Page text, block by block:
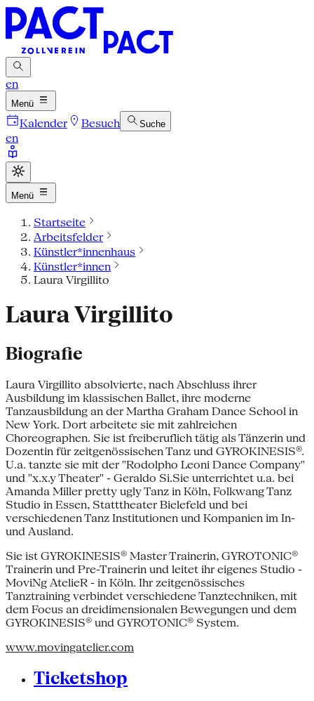
en
Menü
Kalender Besuch Suche
en
Menü
Startseite
Arbeitsfelder
Künstler*innenhaus
Künstler*innen
Laura Virgillito
Laura Virgillito
Biografie
Laura Virgillito absolvierte, nach Abschluss ihrer
Ausbildung im klassischen Ballet, ihre moderne
Tanzausbildung an der Martha Graham Dance School in
New York. Dort arbeitete sie mit zahlreichen
Choreographen. Sie ist freiberuflich tätig als Tänzerin und
Dozentin für zeitgenössischen Tanz und GYROKINESIS®.
U.a. tanzte sie mit der "Rodolpho Leoni Dance Company"
und "x.x.y Theater" - Geraldo Si.Sie unterrichtet u.a. bei
Amanda Miller pretty ugly Tanz in Köln, Folkwang Tanz
Studio in Essen, Statttheater Bielefeld und bei
verschiedenen Tanz Institutionen und Kompanien im In-
und Ausland.
Sie ist GYROKINESIS® Master Trainerin, GYROTONIC®
Trainerin und Pre-Trainerin und leitet ihr eigenes Studio -
MoviNg AtelieR - in Köln. Ihr zeitgenössisches
Tanztraining verbindet verschiedene Tanztechniken, mit
dem Focus an dreidimensionalen Bewegungen und dem
GYROKINESIS® und GYROTONIC® System.
www.movingatelier.com
Ticketshop